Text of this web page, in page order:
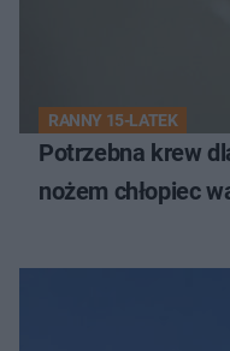
RANNY 15-LATEK
Potrzebna krew
nożem chłopiec